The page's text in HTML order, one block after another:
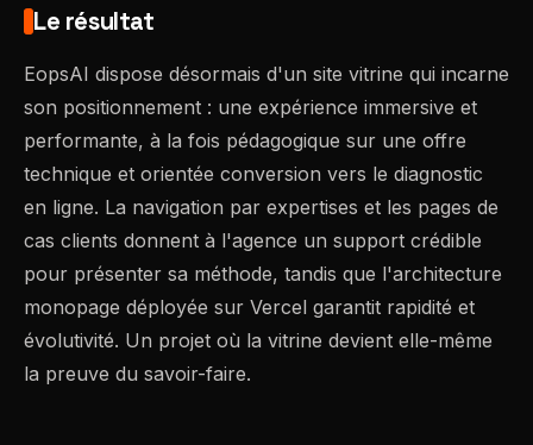
Le résultat
EopsAI dispose désormais d'un site vitrine qui incarne
son positionnement : une expérience immersive et
performante, à la fois pédagogique sur une offre
technique et orientée conversion vers le diagnostic
en ligne. La navigation par expertises et les pages de
cas clients donnent à l'agence un support crédible
pour présenter sa méthode, tandis que l'architecture
monopage déployée sur Vercel garantit rapidité et
évolutivité. Un projet où la vitrine devient elle-même
la preuve du savoir-faire.